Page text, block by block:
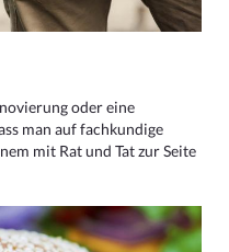
oder eine
man auf fachkundige
mit Rat und Tat zur Seite